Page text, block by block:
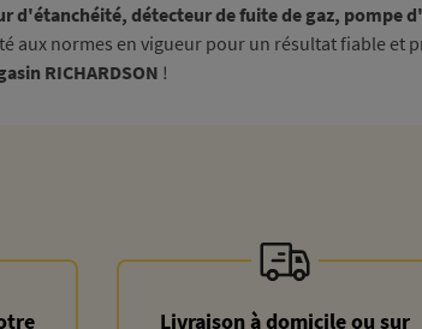
d'étanchéité, détecteur de fuite de gaz, pompe
aux normes en vigueur pour un résultat fiable et
RICHARDSON !
Livraison à domicile ou sur